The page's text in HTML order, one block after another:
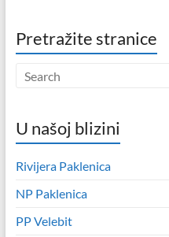
Pretražite stranice
U našoj blizini
Rivijera Paklenica
NP Paklenica
PP Velebit